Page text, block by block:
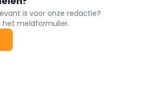
is voor onze redactie?
meldformulier.